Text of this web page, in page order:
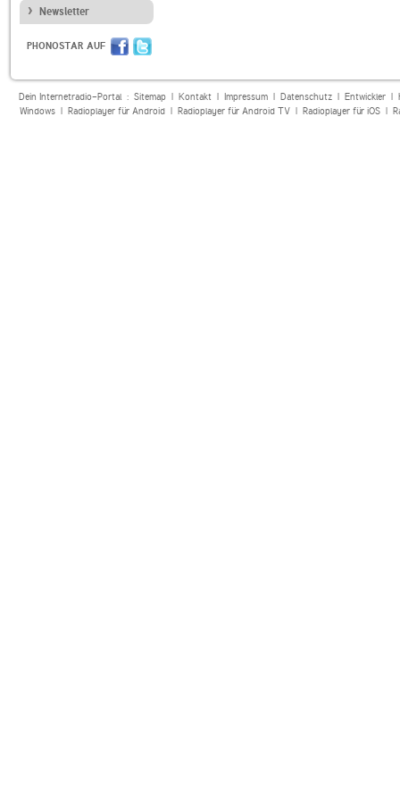
Newsletter
PHONOSTAR AUF
Dein Internetradio-Portal : Sitemap| Kontakt| Impressum| Datenschutz| Entwickler|
Windows| Radioplayer für Android| Radioplayer für Android TV| Radioplayer für iOS|